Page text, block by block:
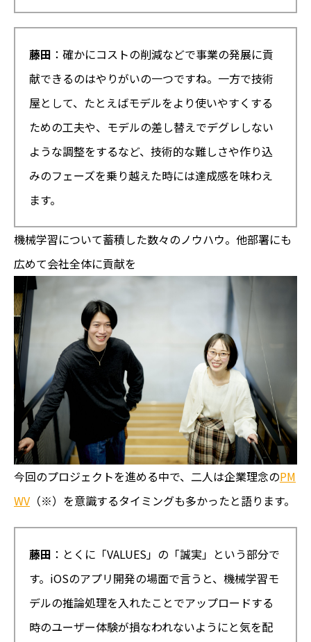
藤田 ：確かにコストの削減などで事業の発展に貢
献できるのはやりがいの一つですね。一方で技術
屋として、たとえばモデルをより使いやすくする
ための工夫や、モデルの差し替えでデグレしない
ような調整をするなど、技術的な難しさや作り込
みのフェーズを乗り越えた時には達成感を味わえ
ます。
機械学習について蓄積した数々のノウハウ。他部署にも
広めて会社全体に貢献を
今回のプロジェクトを進める中で、二人は企業理念のPM
WV （※）を意識するタイミングも多かったと語ります。
藤田 ：とくに「VALUES」の「誠実」という部分で
す。iOSのアプリ開発の場面で言うと、機械学習モ
デルの推論処理を入れたことでアップロードする
時のユーザー体験が損なわれないようにと気を配